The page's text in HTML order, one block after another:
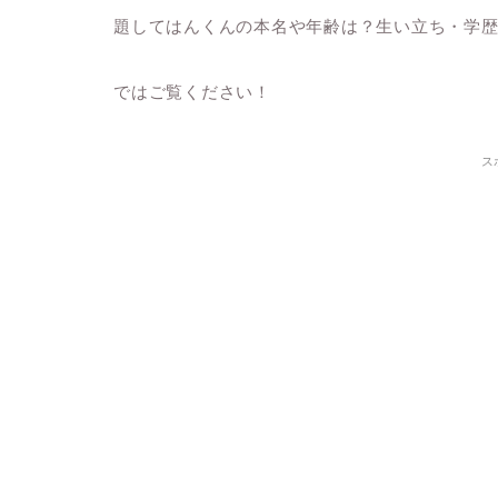
題してはんくんの本名や年齢は？生い立ち・学
ではご覧ください！
ス